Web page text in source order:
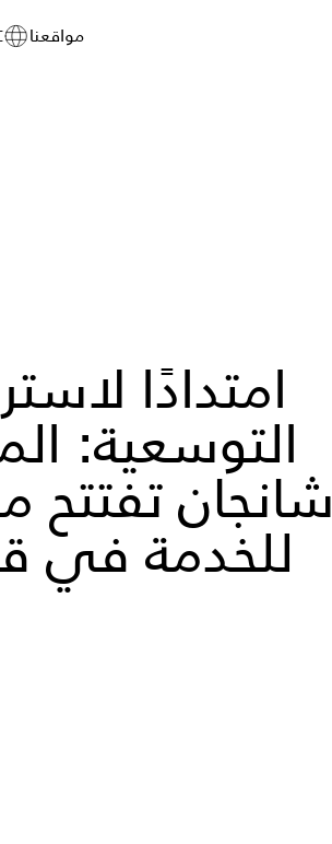
مواقعنا
امتدادًا
التوسعية:
شانجان تفتتح
للخدمة في